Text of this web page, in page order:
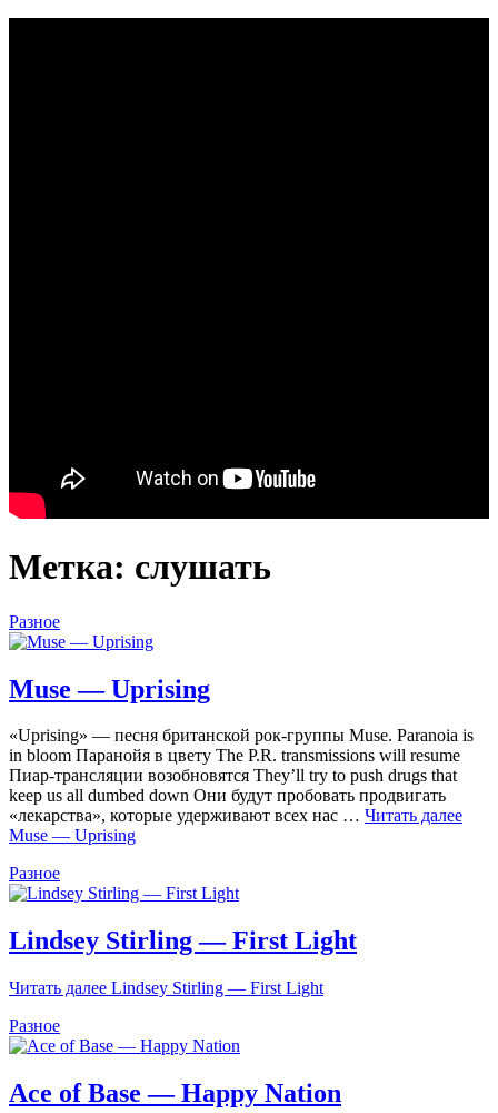
Метка: слушать
Разное
Muse — Uprising
«Uprising» — песня британской рок-группы Muse. Paranoia is
in bloom Паранойя в цвету The P.R. transmissions will resume
Пиар-трансляции возобновятся They’ll try to push drugs that
keep us all dumbed down Они будут пробовать продвигать
«лекарства», которые удерживают всех нас … Читать далее
Muse — Uprising
Разное
Lindsey Stirling — First Light
Читать далее Lindsey Stirling — First Light
Разное
Ace of Base — Happy Nation